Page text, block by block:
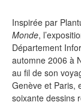
Inspirée par
Monde,
Département
automne 2006 à
au fil de son
Genève et Paris,
soixante dessins